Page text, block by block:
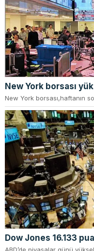
New York borsası
New York borsası,haftanın
Dow Jones 16.133